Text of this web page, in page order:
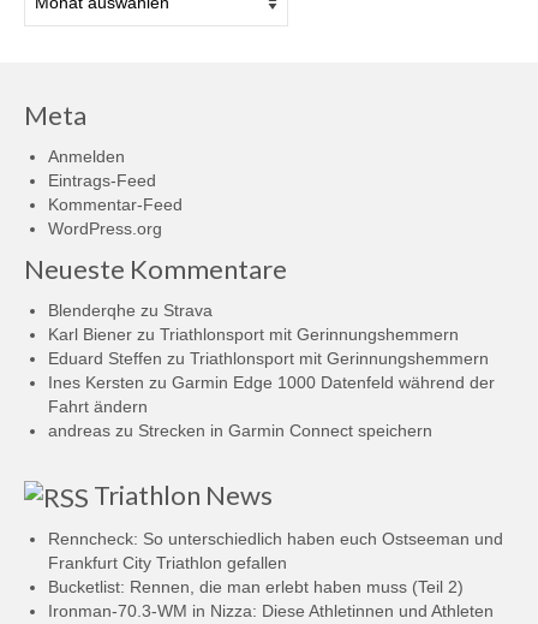
Meta
Anmelden
Eintrags-Feed
Kommentar-Feed
WordPress.org
Neueste Kommentare
Blenderqhe zu Strava
Karl Biener zu Triathlonsport mit Gerinnungshemmern
Eduard Steffen zu Triathlonsport mit Gerinnungshemmern
Ines Kersten zu Garmin Edge 1000 Datenfeld während der
Fahrt ändern
andreas zu Strecken in Garmin Connect speichern
Triathlon News
Renncheck: So unterschiedlich haben euch Ostseeman und
Frankfurt City Triathlon gefallen
Bucketlist: Rennen, die man erlebt haben muss (Teil 2)
Ironman-70.3-WM in Nizza: Diese Athletinnen und Athleten